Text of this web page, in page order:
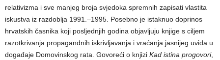
relativizma i sve manjeg broja svjedoka spremnih zapisati vlastita
iskustva iz razdoblja 1991.–1995. Posebno je istaknuo doprinos
hrvatskih časnika koji posljednjih godina objavljuju knjige s ciljem
razotkrivanja propagandnih iskrivljavanja i vraćanja jasnijeg uvida u
događaje Domovinskog rata. Govoreći o knjizi Kad istina progovori,